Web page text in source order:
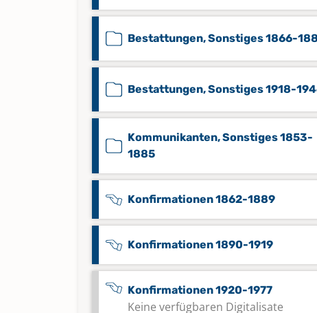
Bestattungen, Sonstiges 1866-
Bestattungen, Sonstiges 1918-
Kommunikanten, Sonstiges 1853-
1885
Konfirmationen 1862-1889
Konfirmationen 1890-1919
Konfirmationen 1920-1977
Keine verfügbaren Digitalisate